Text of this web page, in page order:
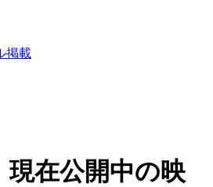
掲載
現在公開中の映